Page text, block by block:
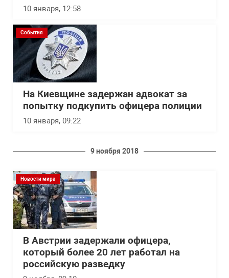
10 января, 12:58
События
На Киевщине задержан адвокат за
попытку подкупить офицера полиции
10 января, 09:22
9 ноября 2018
Новости мира
В Австрии задержали офицера,
который более 20 лет работал на
российскую разведку